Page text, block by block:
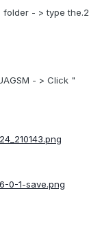
- > Click "
0-1-save.png